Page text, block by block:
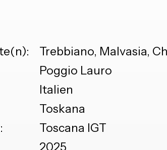
Trebbiano, Malvasia,
Poggio Lauro
Italien
Toskana
Toscana IGT
2025